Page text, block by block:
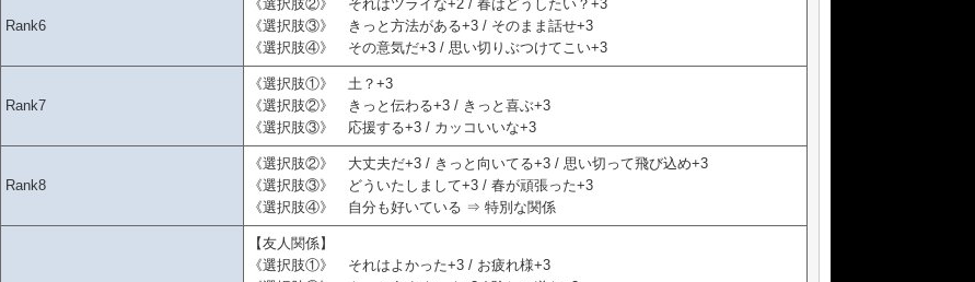
Rank6
《選択肢②》 それはツライな+2 / 春はどうしたい？+3
《選択肢③》 きっと方法がある+3 / そのまま話せ+3
《選択肢④》 その意気だ+3 / 思い切りぶつけてこい+3
Rank7
《選択肢①》 土？+3
《選択肢②》 きっと伝わる+3 / きっと喜ぶ+3
《選択肢③》 応援する+3 / カッコいいな+3
Rank8
《選択肢②》 大丈夫だ+3 / きっと向いてる+3 / 思い切って飛び込め+3
《選択肢③》 どういたしまして+3 / 春が頑張った+3
《選択肢④》 自分も好いている ⇒ 特別な関係
【友人関係】
《選択肢①》 それはよかった+3 / お疲れ様+3